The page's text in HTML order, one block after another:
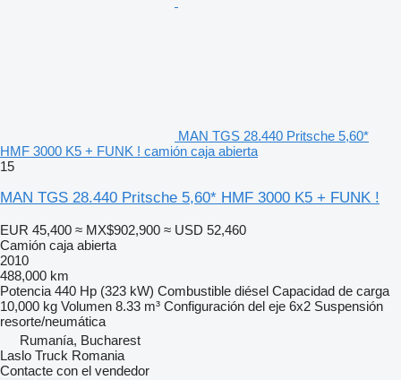
MAN TGS 28.440 Pritsche 5,60*
HMF 3000 K5 + FUNK ! camión caja abierta
15
MAN TGS 28.440 Pritsche 5,60* HMF 3000 K5 + FUNK !
EUR 45,400 ≈ MX$902,900 ≈ USD 52,460
Camión caja abierta
2010
488,000 km
Potencia 440 Hp (323 kW) Combustible diésel Capacidad de carga
10,000 kg Volumen 8.33 m³ Configuración del eje 6x2 Suspensión
resorte/neumática
Rumanía, Bucharest
Laslo Truck Romania
Contacte con el vendedor